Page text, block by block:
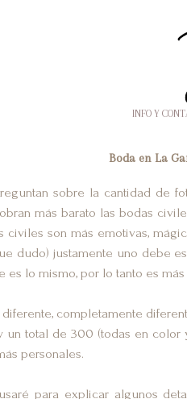
INFO Y
Boda en La
sobre la cantidad de
más barato las bodas
civiles son más emotivas,
dudo) justamente uno debe
es lo mismo, por lo tanto es
completamente
un total de 300 (todas en
personales.
para explicar algunos